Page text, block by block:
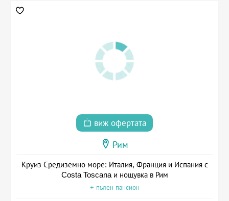
виж офертата
Рим
Круиз Средиземно море: Италия, Франция и Испания с
Costa Toscana и нощувка в Рим
+ пълен пансион